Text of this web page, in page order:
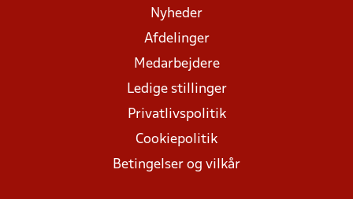
Nyheder
Afdelinger
Medarbejdere
Ledige stillinger
Privatlivspolitik
Cookiepolitik
Betingelser og vilkår